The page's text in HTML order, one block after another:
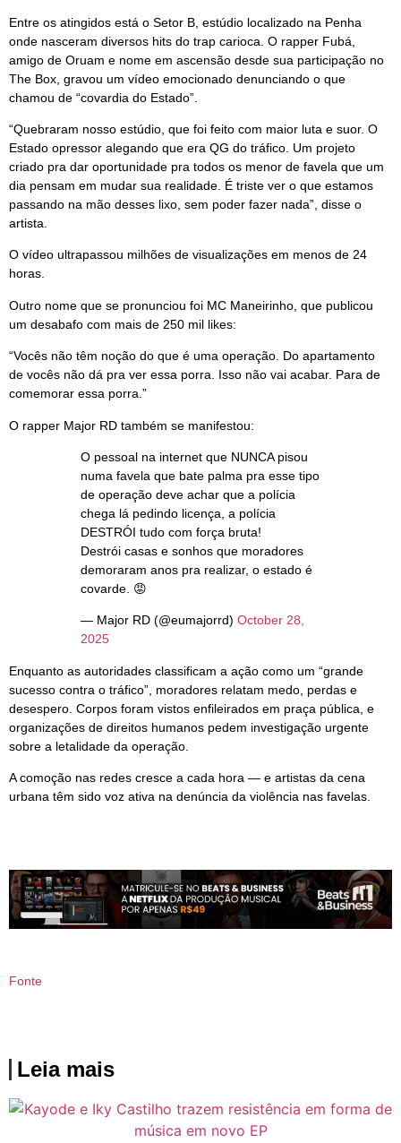
Entre os atingidos está o Setor B, estúdio localizado na Penha
onde nasceram diversos hits do trap carioca. O rapper Fubá,
amigo de Oruam e nome em ascensão desde sua participação no
The Box, gravou um vídeo emocionado denunciando o que
chamou de “covardia do Estado”.
“Quebraram nosso estúdio, que foi feito com maior luta e suor. O
Estado opressor alegando que era QG do tráfico. Um projeto
criado pra dar oportunidade pra todos os menor de favela que um
dia pensam em mudar sua realidade. É triste ver o que estamos
passando na mão desses lixo, sem poder fazer nada”, disse o
artista.
O vídeo ultrapassou milhões de visualizações em menos de 24
horas.
Outro nome que se pronunciou foi MC Maneirinho, que publicou
um desabafo com mais de 250 mil likes:
“Vocês não têm noção do que é uma operação. Do apartamento
de vocês não dá pra ver essa porra. Isso não vai acabar. Para de
comemorar essa porra.”
O rapper Major RD também se manifestou:
O pessoal na internet que NUNCA pisou
numa favela que bate palma pra esse tipo
de operação deve achar que a polícia
chega lá pedindo licença, a polícia
DESTRÓI tudo com força bruta!
Destrói casas e sonhos que moradores
demoraram anos pra realizar, o estado é
covarde. 😡
— Major RD (@eumajorrd) October 28,
2025
Enquanto as autoridades classificam a ação como um “grande
sucesso contra o tráfico”, moradores relatam medo, perdas e
desespero. Corpos foram vistos enfileirados em praça pública, e
organizações de direitos humanos pedem investigação urgente
sobre a letalidade da operação.
A comoção nas redes cresce a cada hora — e artistas da cena
urbana têm sido voz ativa na denúncia da violência nas favelas.
Fonte
Leia mais